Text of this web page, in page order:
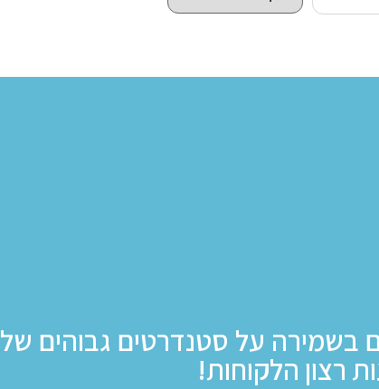
בשמירה על סטנדרטים גבוהים של
רצון הלקוחות!